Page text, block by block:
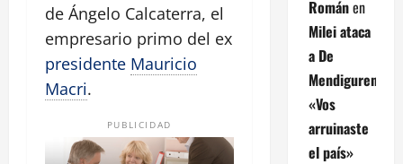
de Ángelo Calcaterra, el
empresario primo del ex
presidente Mauricio
Macri.
PUBLICIDAD
Románen
Milei ataca
a De
Mendiguren:
«Vos
arruinaste
el país»